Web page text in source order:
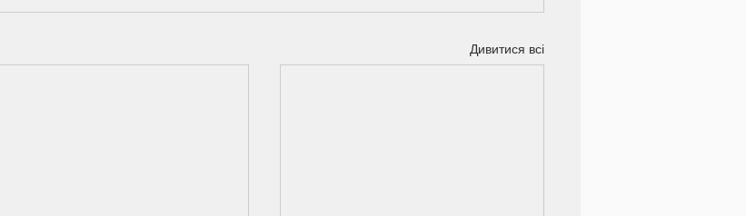
Дивитися всі